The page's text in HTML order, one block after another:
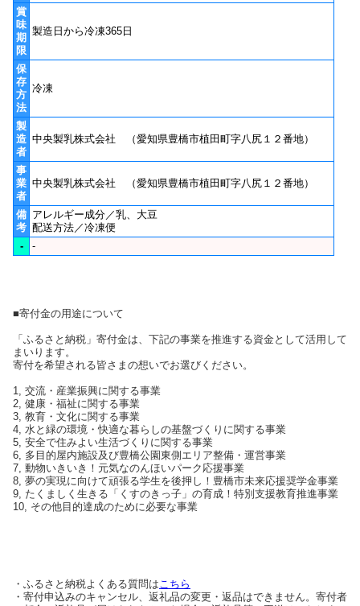
賞
味
期
限
製造日から冷凍365日
保
存
方
法
冷凍
製
造
者
中央製乳株式会社 （愛知県豊橋市植田町字八尻１２番地）
事
業
者
中央製乳株式会社 （愛知県豊橋市植田町字八尻１２番地）
備
考
アレルギー成分／乳、大豆
配送方法／冷凍便
-
-
■寄付金の用途について
「ふるさと納税」寄付金は、下記の事業を推進する資金として活用して
まいります。
寄付を希望される皆さまの想いでお選びください。
1, 交流・産業振興に関する事業
2, 健康・福祉に関する事業
3, 教育・文化に関する事業
4, 水と緑の環境・快適な暮らしの基盤づくりに関する事業
5, 安全で住みよい生活づくりに関する事業
6, 多目的屋内施設及び豊橋公園東側エリア整備・運営事業
7, 動物いきいき！元気なのんほいパーク応援事業
8, 夢の実現に向けて頑張る学生を後押し！豊橋市未来応援奨学金事業
9, たくましく生きる「くすのきっ子」の育成！特別支援教育推進事業
10, その他目的達成のために必要な事業
・ふるさと納税よくある質問は こちら
・寄付申込みのキャンセル、返礼品の変更・返品はできません。寄付者